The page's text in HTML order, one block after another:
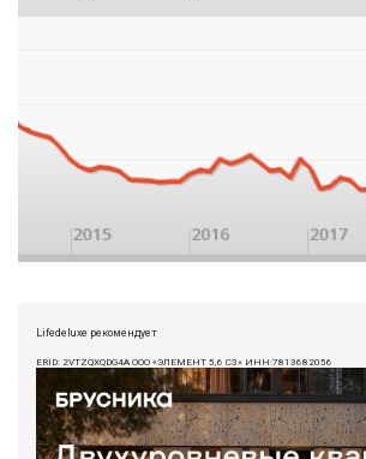
Lifedeluxe рекомендует
ERID: 2VTZQXQDG4A ООО «ЭЛЕМЕНТ 5,6 СЗ» ИНН:7813682056